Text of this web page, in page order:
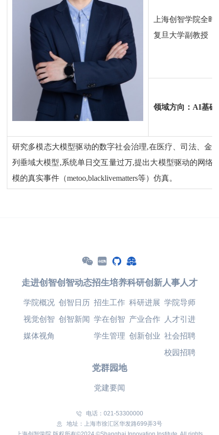
上海创智学院全时
复旦大学副教授
领域方向： AI基础
研究多模态大模型驱动的数字社会治理,在医疗、司法、金
列垂域大模型,系统单日交互量过万,提出大模型驱动的网络
模的真实事件（metoo,blacklivematters等）仿真。
走进创智
学院概况
视觉创智
媒体视角
创智动态
创智日历
创智新闻
招生培养
招生工作
学在创智
学生管理
科研创新
科研进展
产业合作
创新创业
人事人才
学院导师
人才引进
社会招聘
校园招聘
党群园地
党建要闻
电话：021-53300000
地址：上海市徐汇区华发路699弄3号